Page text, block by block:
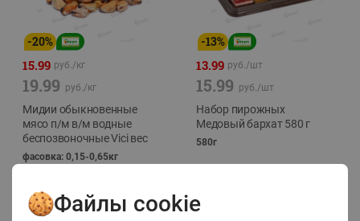
-20%
15.99 руб./кг
19.99 руб./кг
Мидии обыкновенные
мясо п/м в/м водные
беспозвоночные Vici вес
фасовка: 0,15-0,65кг
-13%
13.99 руб./шт
15.99 руб./шт
Набор пирожных
Медовый бархат 580 г
580г
Файлы cookie